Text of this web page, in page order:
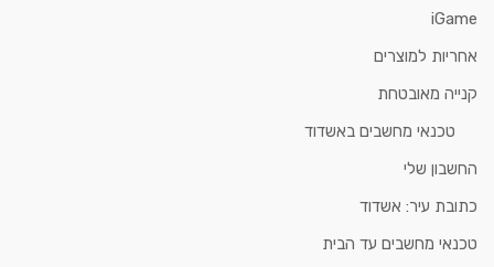
iGame
אחריות למוצרים
קנייה מאובטחת
טכנאי מחשבים באשדוד
החשבון שלי
כתובת עיר: אשדוד
טכנאי מחשבים עד הבית